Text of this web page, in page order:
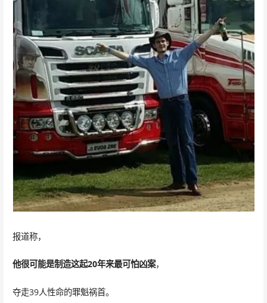
报道称，
他很可能是制造这起20年来最可怕凶案，
夺走39人性命的罪魁祸首。